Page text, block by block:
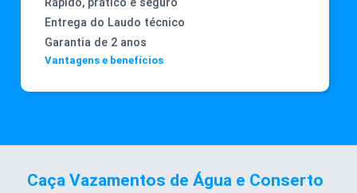
Entrega do Laudo técnico
Garantia de 2 anos
Vantagens e benefícios
Caça Vazamentos de Água e Conserto